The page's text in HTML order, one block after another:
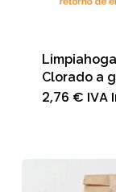
Clorado a
2,76 € IVA